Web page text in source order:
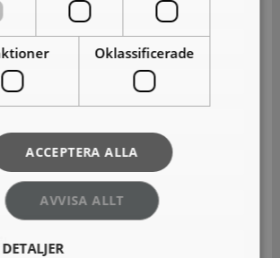
Oklassificerade
ACCEPTERA ALLA
AVVISA ALLT